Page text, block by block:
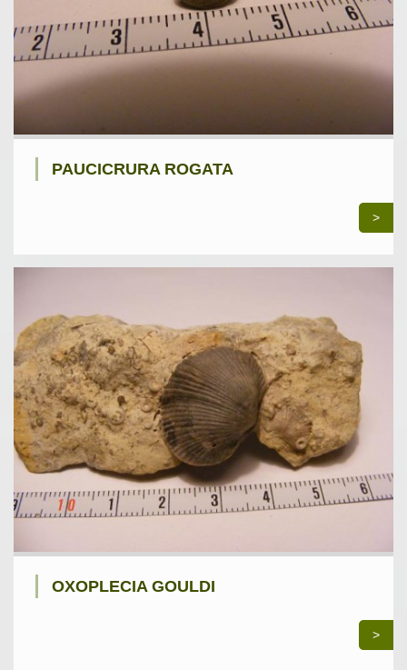
PAUCICRURA ROGATA
>
OXOPLECIA GOULDI
>